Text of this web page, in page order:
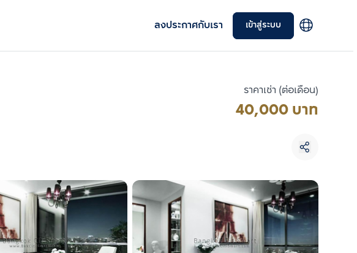
ลงประกาศกับเรา เข้าสู่ระบบ
ราคาเช่า (ต่อเดือน)
40,000 บาท
เพิ่มยูนิตเปรียบเทียบ
เลือกยูนิตเพื่อเปรียบเทียบ
เลือกได้สูงสุด 3 รายการ
เปรียบเทียบ
ลบทั้งหมด